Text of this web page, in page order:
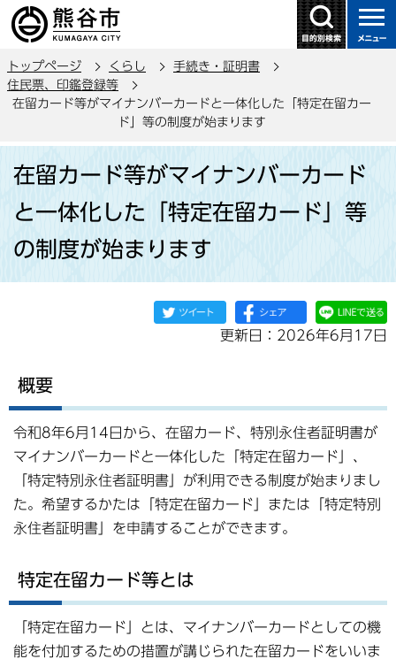
の
ー
ジ
先
トップページ くらし
手続き・証明書
住民票、印鑑登録等
在留カード等がマイナンバーカードと一体化した「特定在留カー
ド」等の制度が始まります
在留カード等がマイナンバーカード
と一体化した「特定在留カード」等
の制度が始まります
更新日：2026年6月17日
概要
令和8年6月14日から、在留カード、特別永住者証明書が
マイナンバーカードと一体化した「特定在留カード」、
「特定特別永住者証明書」が利用できる制度が始まりまし
た。希望するかたは「特定在留カード」または「特定特別
永住者証明書」を申請することができます。
特定在留カード等とは
「特定在留カード」とは、マイナンバーカードとしての機
能を付加するための措置が講じられた在留カードをいいま